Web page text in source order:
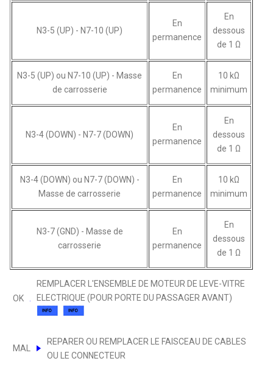
N3-5 (UP) - N7-10 (UP)
En
permanence
En
dessous
de 1 Ω
N3-5 (UP) ou N7-10 (UP) - Masse
de carrosserie
En
permanence
10 kΩ
minimum
N3-4 (DOWN) - N7-7 (DOWN)
En
permanence
En
dessous
de 1 Ω
N3-4 (DOWN) ou N7-7 (DOWN) -
Masse de carrosserie
En
permanence
10 kΩ
minimum
N3-7 (GND) - Masse de
carrosserie
En
permanence
En
dessous
de 1 Ω
OK
REMPLACER L'ENSEMBLE DE MOTEUR DE LEVE-VITRE
ELECTRIQUE (POUR PORTE DU PASSAGER AVANT)
MAL
REPARER OU REMPLACER LE FAISCEAU DE CABLES
OU LE CONNECTEUR